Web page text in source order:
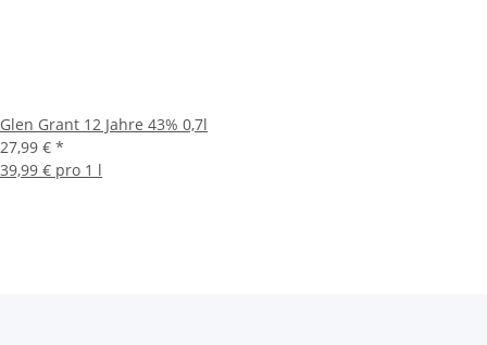
Glen Grant 12 Jahre 43% 0,7l
27,99 € *
39,99 € pro 1 l